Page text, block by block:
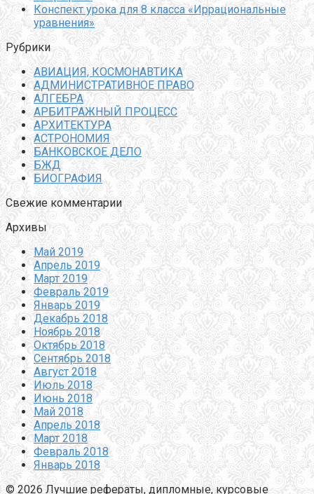
Конспект урока для 8 класса «Иррациональные
уравнения»
Рубрики
АВИАЦИЯ, КОСМОНАВТИКА
АДМИНИСТРАТИВНОЕ ПРАВО
АЛГЕБРА
АРБИТРАЖНЫЙ ПРОЦЕСС
АРХИТЕКТУРА
АСТРОНОМИЯ
БАНКОВСКОЕ ДЕЛО
БЖД
БИОГРАФИЯ
Свежие комментарии
Архивы
Май 2019
Апрель 2019
Март 2019
Февраль 2019
Январь 2019
Декабрь 2018
Ноябрь 2018
Октябрь 2018
Сентябрь 2018
Август 2018
Июль 2018
Июнь 2018
Май 2018
Апрель 2018
Март 2018
Февраль 2018
Январь 2018
© 2026 Лучшие рефераты, дипломные, курсовые